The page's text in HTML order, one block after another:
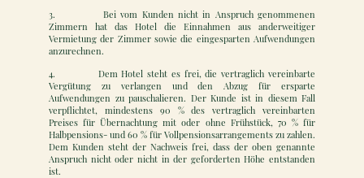
3. Bei vom Kunden nicht in Anspruch genommenen
Zimmern hat das Hotel die Einnahmen aus anderweitiger
Vermietung der Zimmer sowie die eingesparten Aufwendungen
anzurechnen.
4. Dem Hotel steht es frei, die vertraglich vereinbarte
Vergütung zu verlangen und den Abzug für ersparte
Aufwendungen zu pauschalieren. Der Kunde ist in diesem Fall
verpflichtet, mindestens 90 % des vertraglich vereinbarten
Preises für Übernachtung mit oder ohne Frühstück, 70 % für
Halbpensions- und 60 % für Vollpensionsarrangements zu zahlen.
Dem Kunden steht der Nachweis frei, dass der oben genannte
Anspruch nicht oder nicht in der geforderten Höhe entstanden
ist.